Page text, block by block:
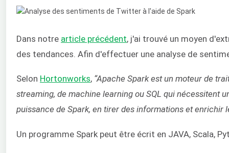
Dans notre article précédent, j'ai trouvé un moyen
des tendances. Afin d'effectuer une analyse de
Selon Hortonworks, “Apache Spark est un moteur de
streaming, de machine learning ou SQL qui nécessitent
puissance de Spark, en tirer des informations et enrichir
Un programme Spark peut être écrit en JAVA, Scala,